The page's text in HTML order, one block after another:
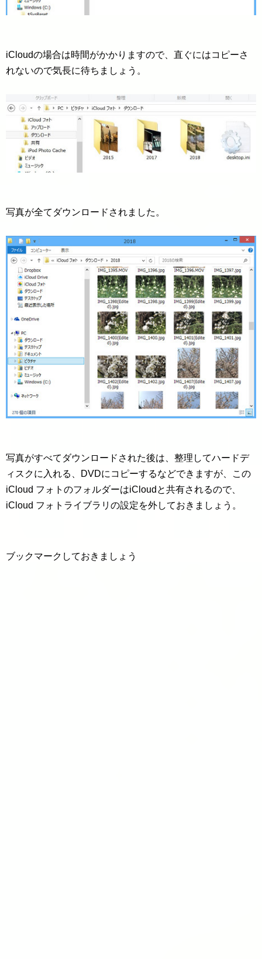
iCloudの場合は時間がかかりますので、直ぐにはコピーさ
れないので気長に待ちましょう。
写真が全てダウンロードされました。
写真がすべてダウンロードされた後は、整理してハードデ
ィスクに入れる、DVDにコピーするなどできますが、この
iCloud フォトのフォルダーはiCloudと共有されるので、
iCloud フォトライブラリの設定を外しておきましょう。
ブックマークしておきましょう